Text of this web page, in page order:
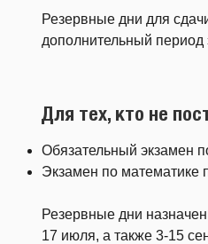
Резервные дни для
дополнительный
Для тех, кто не
Обязательный экзамен
Экзамен по математике
Резервные дни
17 июля, а также 3-15